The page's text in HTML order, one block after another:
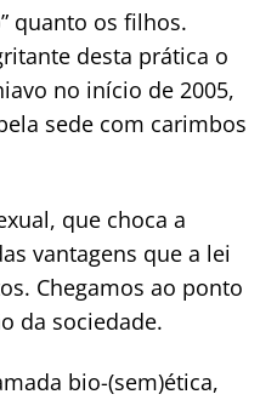
quanto os filhos.
desta prática o
no início de 2005,
sede com carimbos
que choca a
vantagens que a lei
Chegamos ao ponto
da sociedade.
bio-(sem)ética,